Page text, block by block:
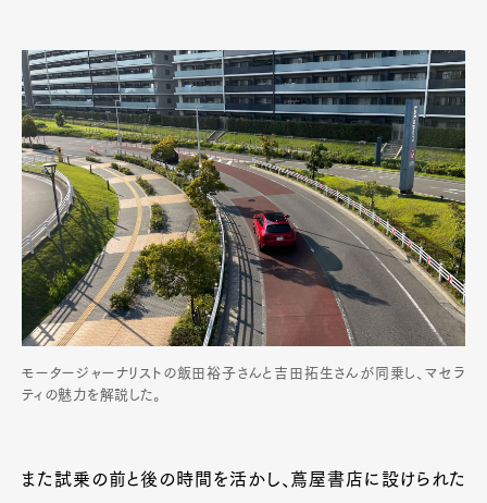
モータージャーナリストの飯田裕子さんと吉田拓生さんが同乗し、マセラ
ティの魅力を解説した。
また試乗の前と後の時間を活かし、蔦屋書店に設けられた